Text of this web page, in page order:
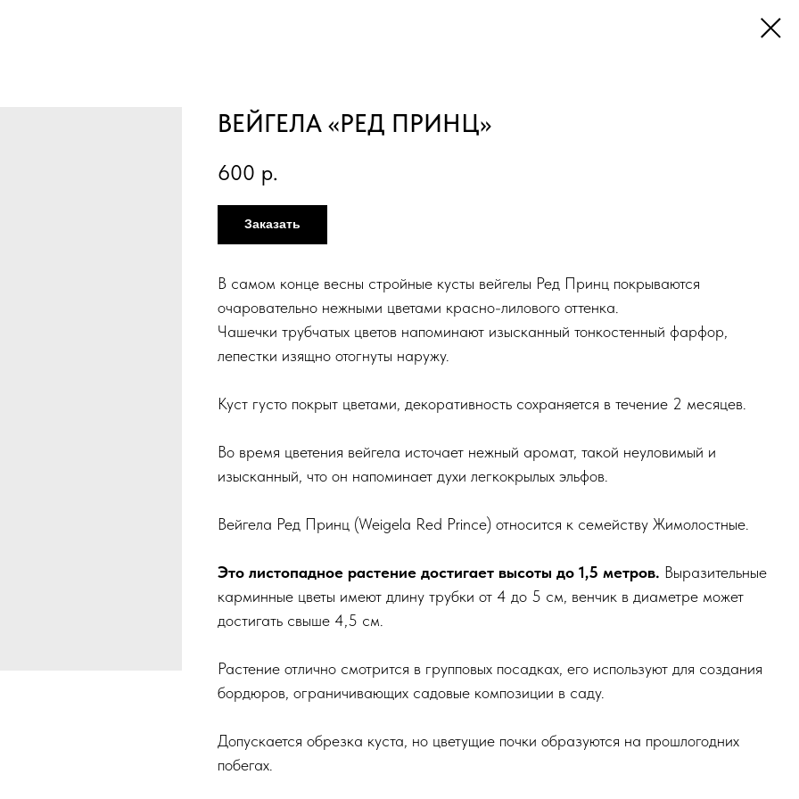
ВЕЙГЕЛА «РЕД ПРИНЦ»
600 р.
Заказать
В самом конце весны стройные кусты вейгелы Ред Принц покрываются
очаровательно нежными цветами красно-лилового оттенка.
Чашечки трубчатых цветов напоминают изысканный тонкостенный фарфор,
лепестки изящно отогнуты наружу.
Куст густо покрыт цветами, декоративность сохраняется в течение 2 месяцев.
Во время цветения вейгела источает нежный аромат, такой неуловимый и
изысканный, что он напоминает духи легкокрылых эльфов.
Вейгела Ред Принц (Weigela Red Prince) относится к семейству Жимолостные.
Это листопадное растение достигает высоты до 1,5 метров. Выразительные
карминные цветы имеют длину трубки от 4 до 5 см, венчик в диаметре может
достигать свыше 4,5 см.
Растение отлично смотрится в групповых посадках, его используют для создания
бордюров, ограничивающих садовые композиции в саду.
Допускается обрезка куста, но цветущие почки образуются на прошлогодних
побегах.